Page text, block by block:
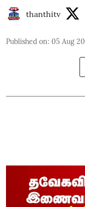
thanthitv
Published on: 05 Aug